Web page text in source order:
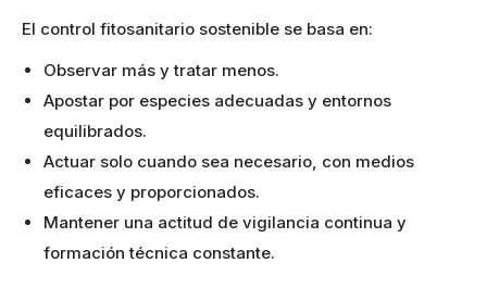
El control fitosanitario sostenible se basa en:
Observar más y tratar menos.
Apostar por especies adecuadas y entornos
equilibrados.
Actuar solo cuando sea necesario, con medios
eficaces y proporcionados.
Mantener una actitud de vigilancia continua y
formación técnica constante.